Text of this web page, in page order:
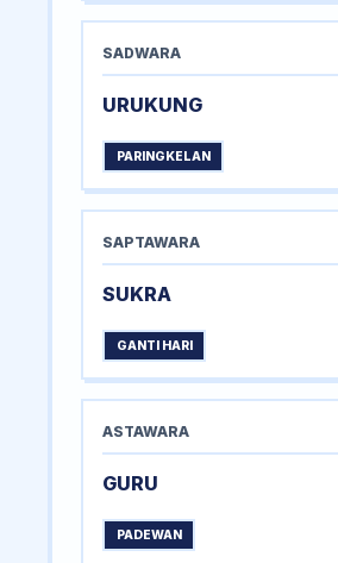
SADWARA
URUKUNG
PARINGKELAN
SAPTAWARA
SUKRA
GANTI HARI
ASTAWARA
GURU
PADEWAN